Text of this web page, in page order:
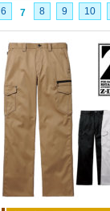
6 7 8 9 10